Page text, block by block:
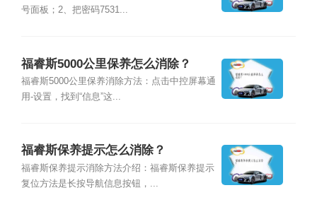
号面板；2、把密码7531...
福睿斯5000公里保养怎么消除？
福睿斯5000公里保养消除方法：点击中控屏幕通
用-设置，找到“信息”这...
福睿斯保养提示怎么消除？
福睿斯保养提示消除方法介绍：福睿斯保养提示
复位方法是长按导航信息按钮，...